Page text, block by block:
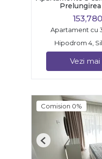
Apartament cu
Hipodrom 4,
Vezi
Comision 0%
Previous